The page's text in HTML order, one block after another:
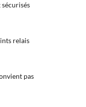
sécurisés
relais
pas